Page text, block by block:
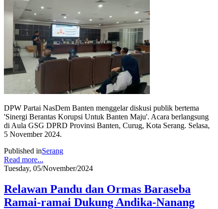
DPW Partai NasDem Banten menggelar diskusi publik bertema
'Sinergi Berantas Korupsi Untuk Banten Maju'. Acara berlangsung
di Aula GSG DPRD Provinsi Banten, Curug, Kota Serang. Selasa,
5 November 2024.
Published inSerang
Read more...
Tuesday, 05/November/2024
Relawan Pandu dan Ormas Baraseba
Ramai-ramai Dukung Andika-Nanang